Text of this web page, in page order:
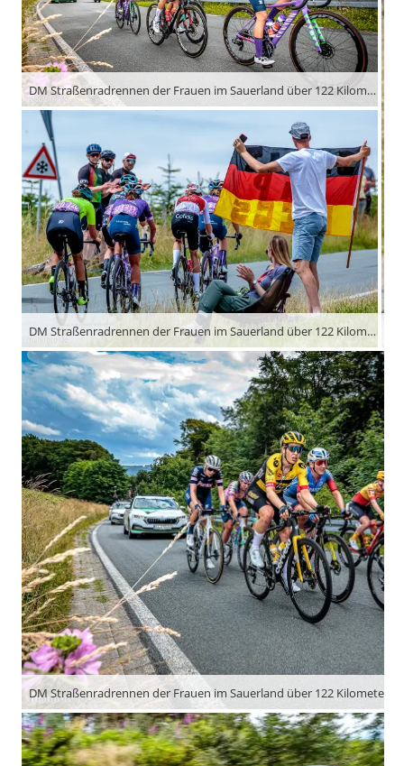
DM Straßenradrennen der Frauen im Sauerland über 122 Kilometer und mehr als 3.000 Höhenmeter
DM Straßenradrennen der Frauen im Sauerland über 122 Kilometer und mehr als 3.000 Höhenmeter